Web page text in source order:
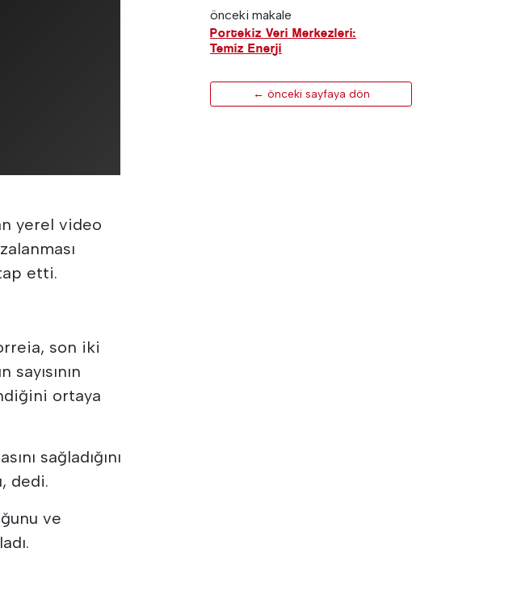
yerel video
etti.
son iki
ortaya
sağladığını
dedi.
ve
önceki makale
Portekiz Veri Merkezleri:
Temiz Enerji
← önceki sayfaya dön